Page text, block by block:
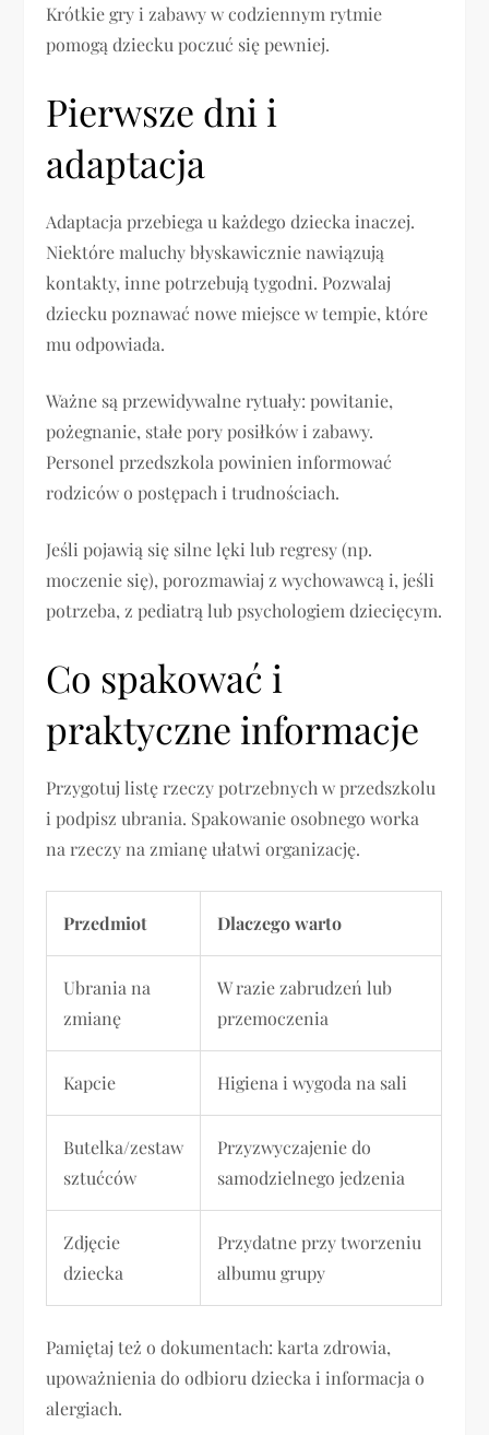
Krótkie gry i zabawy w codziennym rytmie
pomogą dziecku poczuć się pewniej.
Pierwsze dni i
adaptacja
Adaptacja przebiega u każdego dziecka inaczej.
Niektóre maluchy błyskawicznie nawiązują
kontakty, inne potrzebują tygodni. Pozwalaj
dziecku poznawać nowe miejsce w tempie, które
mu odpowiada.
Ważne są przewidywalne rytuały: powitanie,
pożegnanie, stałe pory posiłków i zabawy.
Personel przedszkola powinien informować
rodziców o postępach i trudnościach.
Jeśli pojawią się silne lęki lub regresy (np.
moczenie się), porozmawiaj z wychowawcą i, jeśli
potrzeba, z pediatrą lub psychologiem dziecięcym.
Co spakować i
praktyczne informacje
Przygotuj listę rzeczy potrzebnych w przedszkolu
i podpisz ubrania. Spakowanie osobnego worka
na rzeczy na zmianę ułatwi organizację.
Przedmiot Dlaczego warto
Ubrania na
zmianę
W razie zabrudzeń lub
przemoczenia
Kapcie Higiena i wygoda na sali
Butelka/zestaw
sztućców
Przyzwyczajenie do
samodzielnego jedzenia
Zdjęcie
dziecka
Przydatne przy tworzeniu
albumu grupy
Pamiętaj też o dokumentach: karta zdrowia,
upoważnienia do odbioru dziecka i informacja o
alergiach.